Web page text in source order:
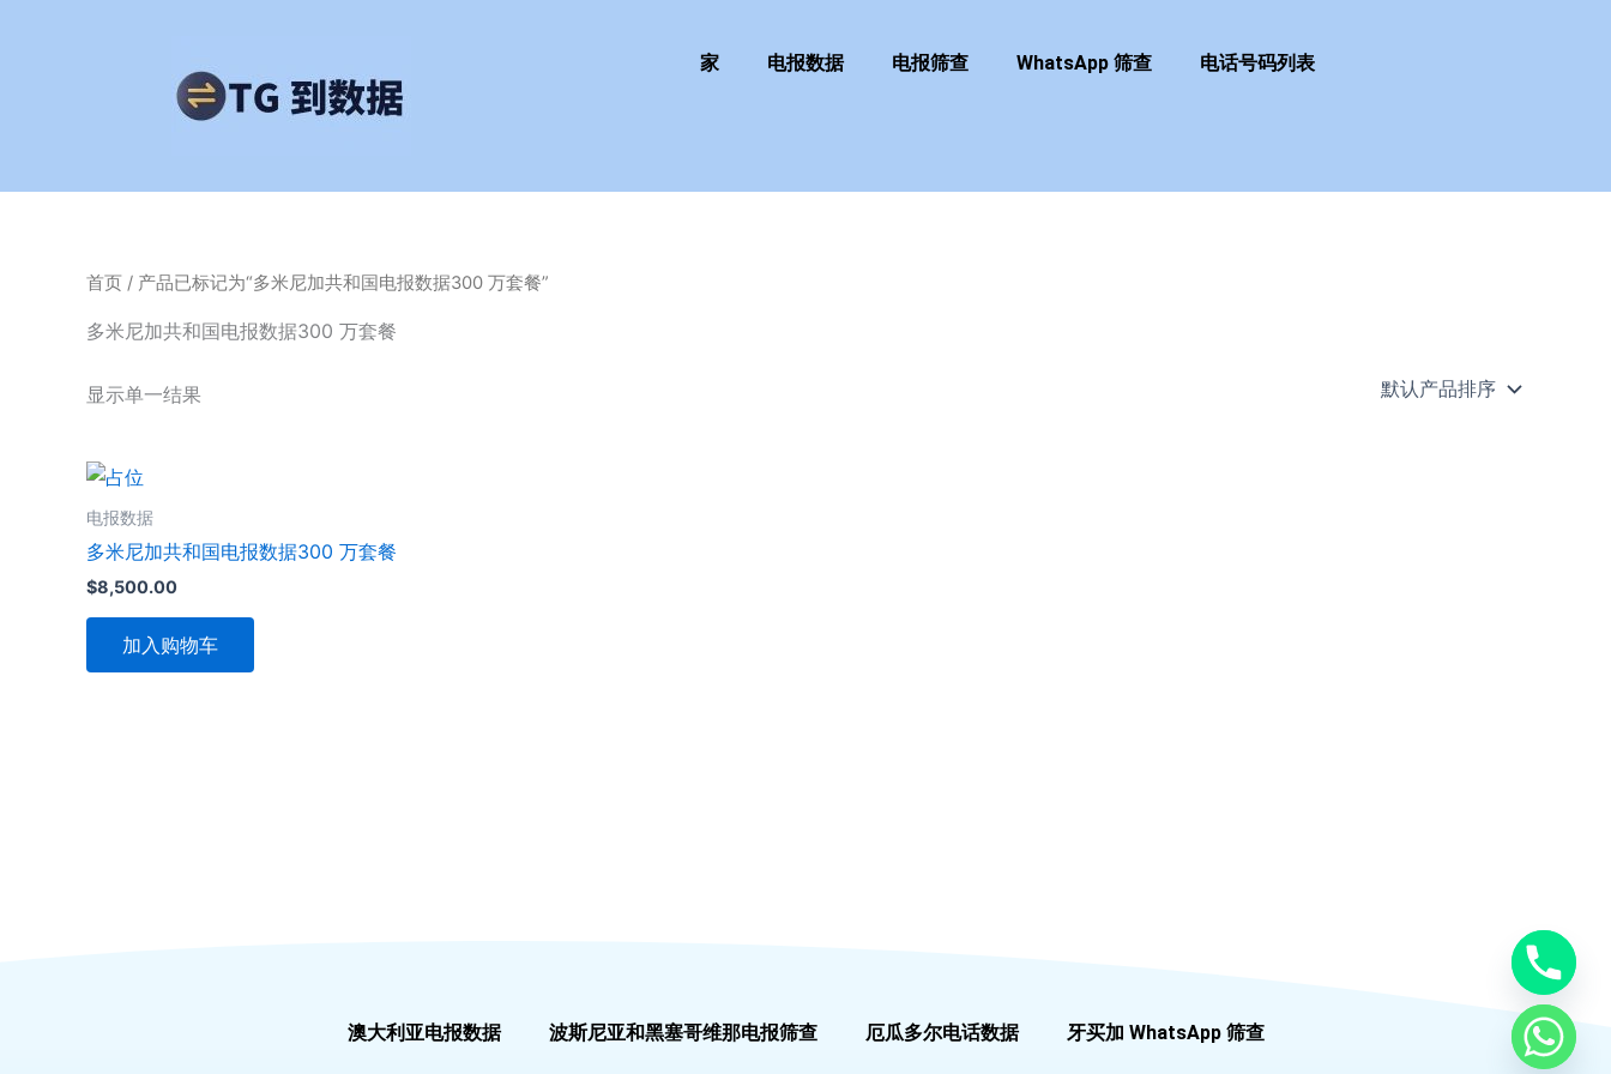
家 电报数据 电报筛查 WhatsApp 筛查 电话号码列表
首页 / 产品已标记为“多米尼加共和国电报数据300 万套餐”
多米尼加共和国电报数据300 万套餐
显示单一结果
电报数据
多米尼加共和国电报数据300 万套餐
$8,500.00
加入购物车
澳大利亚电报数据 波斯尼亚和黑塞哥维那电报筛查 厄瓜多尔电话数据 牙买加 WhatsApp 筛查